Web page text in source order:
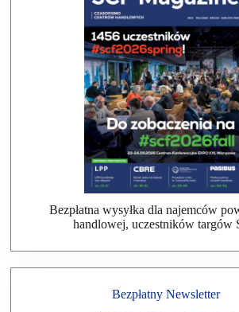
Bezpłatna wysyłka dla najemców
handlowej, uczestników targów
Bezpłatny Newsletter